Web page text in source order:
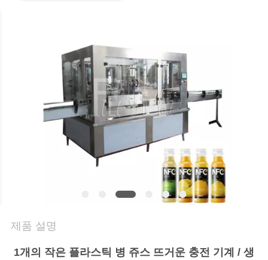
금
얘
제품 설명
1개의 작은 플라스틱 병 쥬스 뜨거운 충전 기계 / 생